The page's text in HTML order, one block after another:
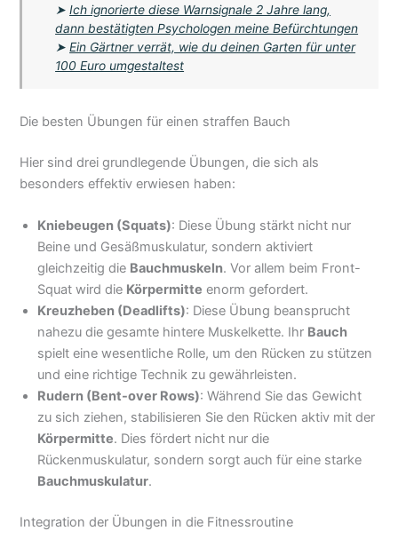
➤Ich ignorierte diese Warnsignale 2 Jahre lang,
dann bestätigten Psychologen meine Befürchtungen
➤Ein Gärtner verrät, wie du deinen Garten für unter
100 Euro umgestaltest
Die besten Übungen für einen straffen Bauch
Hier sind drei grundlegende Übungen, die sich als
besonders effektiv erwiesen haben:
Kniebeugen (Squats): Diese Übung stärkt nicht nur
Beine und Gesäßmuskulatur, sondern aktiviert
gleichzeitig die Bauchmuskeln. Vor allem beim Front-
Squat wird die Körpermitte enorm gefordert.
Kreuzheben (Deadlifts): Diese Übung beansprucht
nahezu die gesamte hintere Muskelkette. Ihr Bauch
spielt eine wesentliche Rolle, um den Rücken zu stützen
und eine richtige Technik zu gewährleisten.
Rudern (Bent-over Rows): Während Sie das Gewicht
zu sich ziehen, stabilisieren Sie den Rücken aktiv mit der
Körpermitte. Dies fördert nicht nur die
Rückenmuskulatur, sondern sorgt auch für eine starke
Bauchmuskulatur.
Integration der Übungen in die Fitnessroutine